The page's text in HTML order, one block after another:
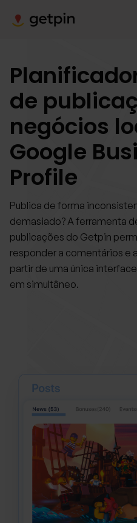
de
negócios
Google
Profile
Publica de forma
demasiado? A ferramenta
publicações do Getpin
responder a comentários e
partir de uma única
em simultâneo.